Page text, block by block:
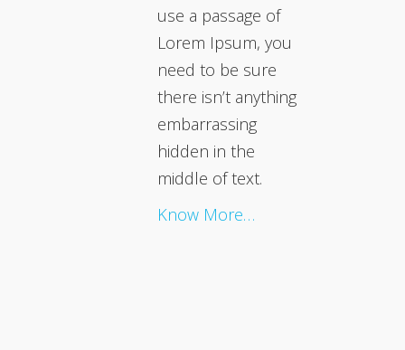
use a passage of
Lorem Ipsum, you
need to be sure
there isn’t anything
embarrassing
hidden in the
middle of text.
Know More…